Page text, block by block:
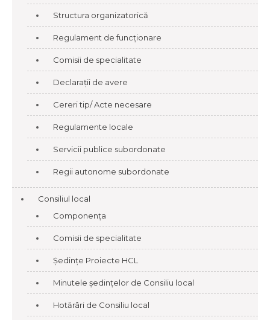
Structura organizatorică
Regulament de funcționare
Comisii de specialitate
Declarații de avere
Cereri tip/ Acte necesare
Regulamente locale
Servicii publice subordonate
Regii autonome subordonate
Consiliul local
Componența
Comisii de specialitate
Ședințe Proiecte HCL
Minutele ședințelor de Consiliu local
Hotărâri de Consiliu local